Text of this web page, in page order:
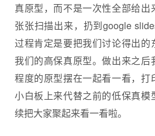
真原型，而不是一次性全部给
张张扫描出来，扔到google
过程肯定是要把我们讨论得出的
我们的高保真原型。做出来之后
程度的原型摆在一起看一看，打
小白板上来代替之前的低保真模
续把大家聚起来看一看啦。